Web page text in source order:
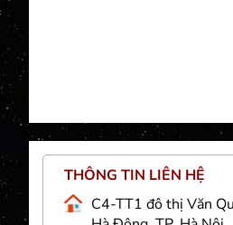
THÔNG TIN LIÊN HỆ
C4-TT1 đô thị Văn